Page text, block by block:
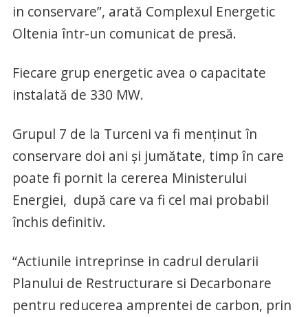
in conservare”, arată Complexul Energetic
Oltenia într-un comunicat de presă.
Fiecare grup energetic avea o capacitate
instalată de 330 MW.
Grupul 7 de la Turceni va fi menținut în
conservare doi ani și jumătate, timp în care
poate fi pornit la cererea Ministerului
Energiei, după care va fi cel mai probabil
închis definitiv.
“Actiunile intreprinse in cadrul derularii
Planului de Restructurare si Decarbonare
pentru reducerea amprentei de carbon, prin